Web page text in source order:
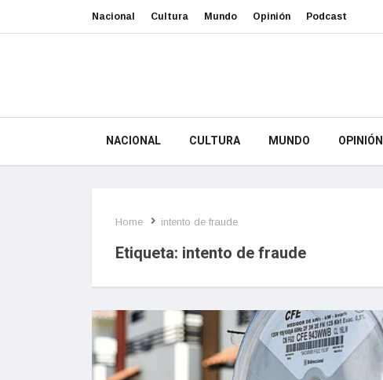
Nacional Cultura Mundo Opinión Podcast
NACIONAL CULTURA MUNDO OPINIÓN
Home intento de fraude
Etiqueta: intento de fraude